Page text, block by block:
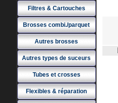
Filtres & Cartouches
Brosses combi./parquet
Autres brosses
Autres types de suceurs
Tubes et crosses
Flexibles & réparation